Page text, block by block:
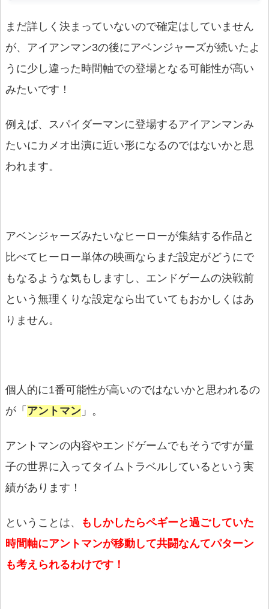
まだ詳しく決まっていないので確定はしていません
が、アイアンマン3の後にアベンジャーズが続いたよ
うに少し違った時間軸での登場となる可能性が高い
みたいです！
例えば、スパイダーマンに登場するアイアンマンみ
たいにカメオ出演に近い形になるのではないかと思
われます。
アベンジャーズみたいなヒーローが集結する作品と
比べてヒーロー単体の映画ならまだ設定がどうにで
もなるような気もしますし、エンドゲームの決戦前
という無理くりな設定なら出ていてもおかしくはあ
りません。
個人的に1番可能性が高いのではないかと思われるの
が「 アントマン 」。
アントマンの内容やエンドゲームでもそうですが量
子の世界に入ってタイムトラベルしているという実
績があります！
ということは、
もしかしたらペギーと過ごしていた
時間軸にアントマンが移動して共闘なんてパターン
も考えられるわけです！